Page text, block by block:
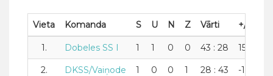
Vieta Komanda S U N Z Vārti +/-
1. Dobeles SS I 1 1 0 0 43 : 28 15
2. DKSS/Vaiņode 1 0 0 1 28 : 43 -15